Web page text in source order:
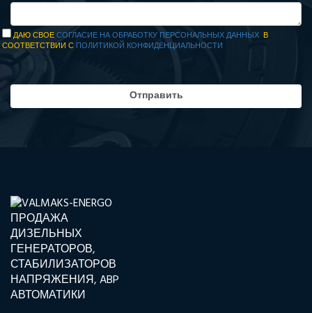
ДАЮ СВОЕСОГЛАСИЕ НА ОБРАБОТКУ ПЕРСОНАЛЬНЫХ ДАННЫХ В
СООТВЕТСТВИИ С ПОЛИТИКОЙ КОНФИДЕНЦИАЛЬНОСТИ